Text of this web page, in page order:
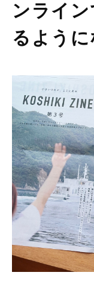
ンライ
るよう